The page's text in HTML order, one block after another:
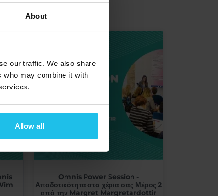
About
our traffic. We also share
who may combine it with
Allow all
Omnis Power Session -
Αποδοτικότητα στα χέρια σας Μέρος 2
από την Margret Margretardottir